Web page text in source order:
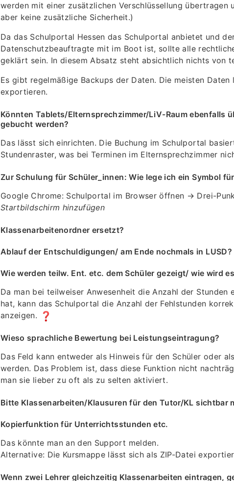
werden mit einer zusätzlichen Verschlüssellung übertragen
aber keine zusätzliche Sicherheit.)
Da das Schulportal Hessen das Schulportal anbietet und
Datenschutzbeauftragte mit im Boot ist, sollte alle
geklärt sein. In diesem Absatz steht absichtlich nichts von
Es gibt regelmäßige Backups der Daten. Die meisten Daten
exportieren.
Könnten Tablets/Elternsprechzimmer/LiV-Raum ebenfalls
gebucht werden?
Das lässt sich einrichten. Die Buchung im Schulportal
Stundenraster, was bei Terminen im Elternsprechzimmer
Zur Schulung für Schüler_innen: Wie lege ich ein Symbol
Google Chrome: Schulportal im Browser öffnen → Drei-
Startbildschirm hinzufügen
Klassenarbeitenordner ersetzt?
Ablauf der Entschuldigungen/ am Ende nochmals in LUSD?
Wie werden teilw. Ent. etc. dem Schüler gezeigt/ wie wird
Da man bei teilweiser Anwesenheit die Anzahl der
hat, kann das Schulportal die Anzahl der Fehlstunden
anzeigen.
Wieso sprachliche Bewertung bei Leistungseintragung?
Das Feld kann entweder als Hinweis für den Schüler oder
werden. Das Problem ist, dass diese Funktion nicht
man sie lieber zu oft als zu selten aktiviert.
Bitte Klassenarbeiten/Klausuren für den Tutor/KL sichtbar
Kopierfunktion für Unterrichtsstunden etc.
Das könnte man an den Support melden.
Alternative: Die Kursmappe lässt sich als ZIP-Datei
Wenn zwei Lehrer gleichzeitig Klassenarbeiten eintragen,